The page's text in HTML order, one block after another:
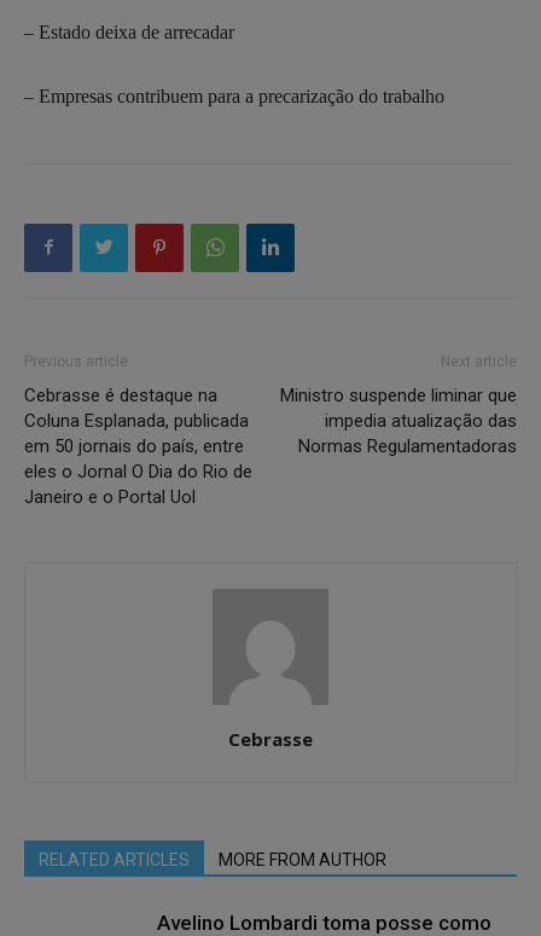
– Estado deixa de arrecadar
– Empresas contribuem para a precarização do trabalho
Previous article
Cebrasse é destaque na
Coluna Esplanada, publicada
em 50 jornais do país, entre
eles o Jornal O Dia do Rio de
Janeiro e o Portal Uol
Next article
Ministro suspende liminar que
impedia atualização das
Normas Regulamentadoras
Cebrasse
RELATED ARTICLES MORE FROM AUTHOR
Avelino Lombardi toma posse como